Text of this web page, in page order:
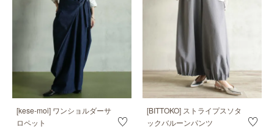
[kese-moi] ワンショルダーサ
ロペット
[BITTOKO] ストライプスソタ
ックバルーンパンツ